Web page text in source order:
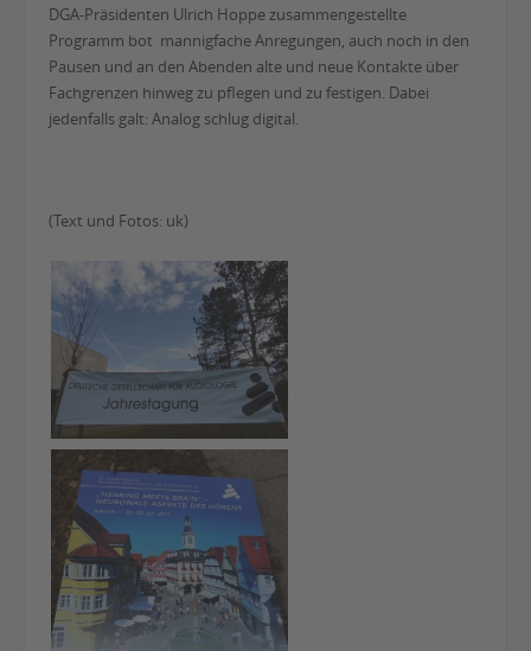
DGA-Präsidenten Ulrich Hoppe zusammengestellte
Programm bot mannigfache Anregungen, auch noch in den
Pausen und an den Abenden alte und neue Kontakte über
Fachgrenzen hinweg zu pflegen und zu festigen. Dabei
jedenfalls galt: Analog schlug digital.
(Text und Fotos: uk)